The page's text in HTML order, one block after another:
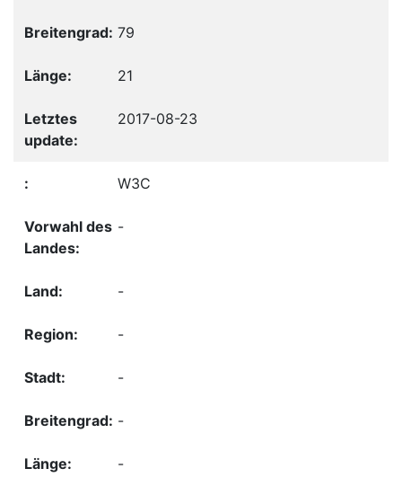
79
21
2017-08-23
W3C
-
-
-
-
-
-